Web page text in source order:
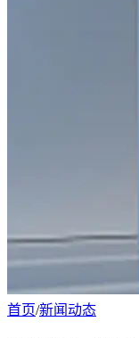
首页/新闻动态